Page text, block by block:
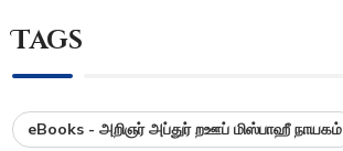
Tags
eBooks - அறிஞர் அப்துர் றஊப் மிஸ்பாஹீ நாயகம்